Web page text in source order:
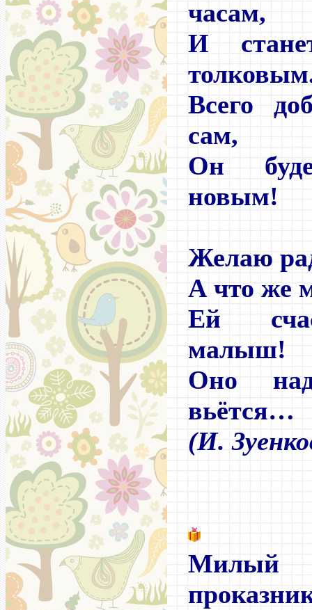
часам,
И
Всего
сам,
Он
новым!
Желаю
А что же
Ей
малыш!
Оно
вьётся…
(И.
Милый